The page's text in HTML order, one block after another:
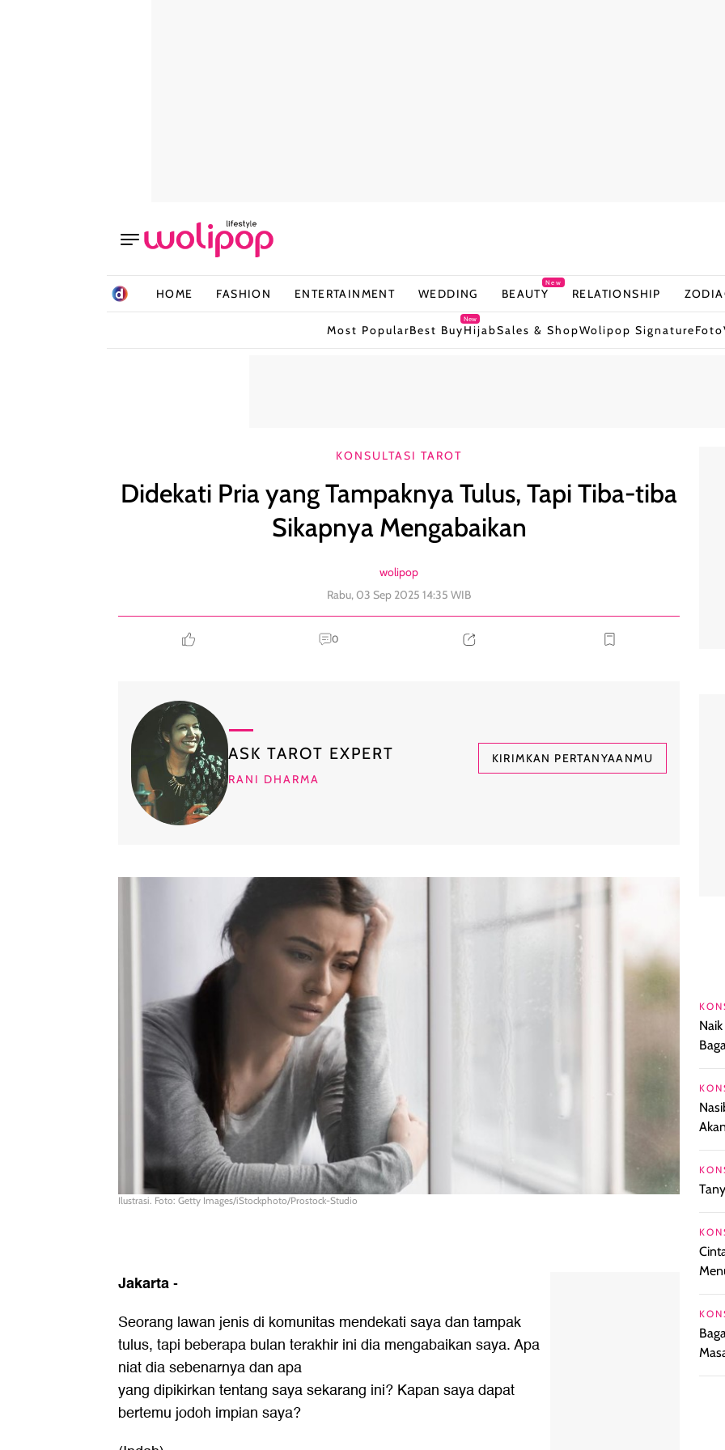
HOME FASHION ENTERTAINMENT WEDDING BEAUTY
New
RELATIONSHIP
Most PopularBest Buy
New
HijabSales & ShopWolipop SignatureFoto
KONSULTASI TAROT
Didekati Pria yang Tampaknya Tulus, Tapi Tiba-tiba
Sikapnya Mengabaikan
wolipop
Rabu, 03 Sep 2025 14:35 WIB
0
ASK TAROT EXPERT
RANI DHARMA
KIRIMKAN PERTANYAANMU
Ilustrasi. Foto: Getty Images/iStockphoto/Prostock-Studio
Jakarta-
Seorang lawan jenis di komunitas mendekati saya dan tampak
tulus, tapi beberapa bulan terakhir ini dia mengabaikan saya. Apa
niat dia sebenarnya dan apa
yang dipikirkan tentang saya sekarang ini? Kapan saya dapat
bertemu jodoh impian saya?